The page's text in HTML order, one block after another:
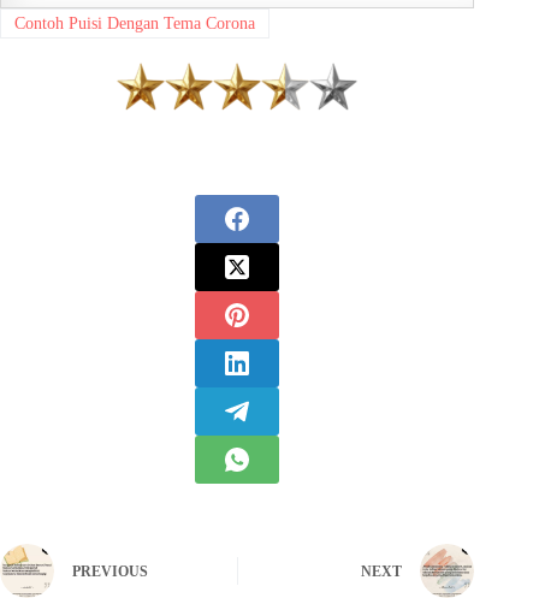
Contoh Puisi Dengan Tema Corona
PREVIOUS NEXT